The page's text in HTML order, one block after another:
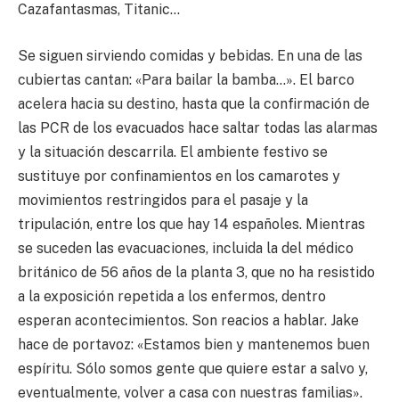
Cazafantasmas, Titanic…
Se siguen sirviendo comidas y bebidas. En una de las
cubiertas cantan: «Para bailar la bamba…». El barco
acelera hacia su destino, hasta que la confirmación de
las PCR de los evacuados hace saltar todas las alarmas
y la situación descarrila. El ambiente festivo se
sustituye por confinamientos en los camarotes y
movimientos restringidos para el pasaje y la
tripulación, entre los que hay 14 españoles. Mientras
se suceden las evacuaciones, incluida la del médico
británico de 56 años de la planta 3, que no ha resistido
a la exposición repetida a los enfermos, dentro
esperan acontecimientos. Son reacios a hablar. Jake
hace de portavoz: «Estamos bien y mantenemos buen
espíritu. Sólo somos gente que quiere estar a salvo y,
eventualmente, volver a casa con nuestras familias».